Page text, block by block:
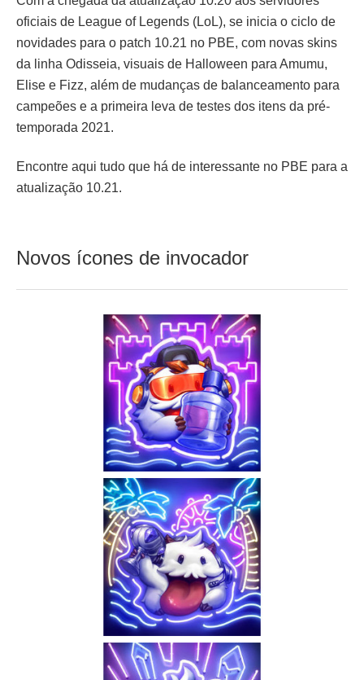
oficiais de League of Legends (LoL), se inicia o ciclo de
novidades para o patch 10.21 no PBE, com novas skins
da linha Odisseia, visuais de Halloween para Amumu,
Elise e Fizz, além de mudanças de balanceamento para
campeões e a primeira leva de testes dos itens da pré-
temporada 2021.
Encontre aqui tudo que há de interessante no PBE para a
atualização 10.21.
Novos ícones de invocador